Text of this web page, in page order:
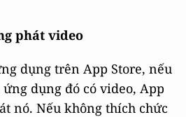
phát video
dụng trên App Store, nếu
dụng đó có video, App
nó. Nếu không thích chức